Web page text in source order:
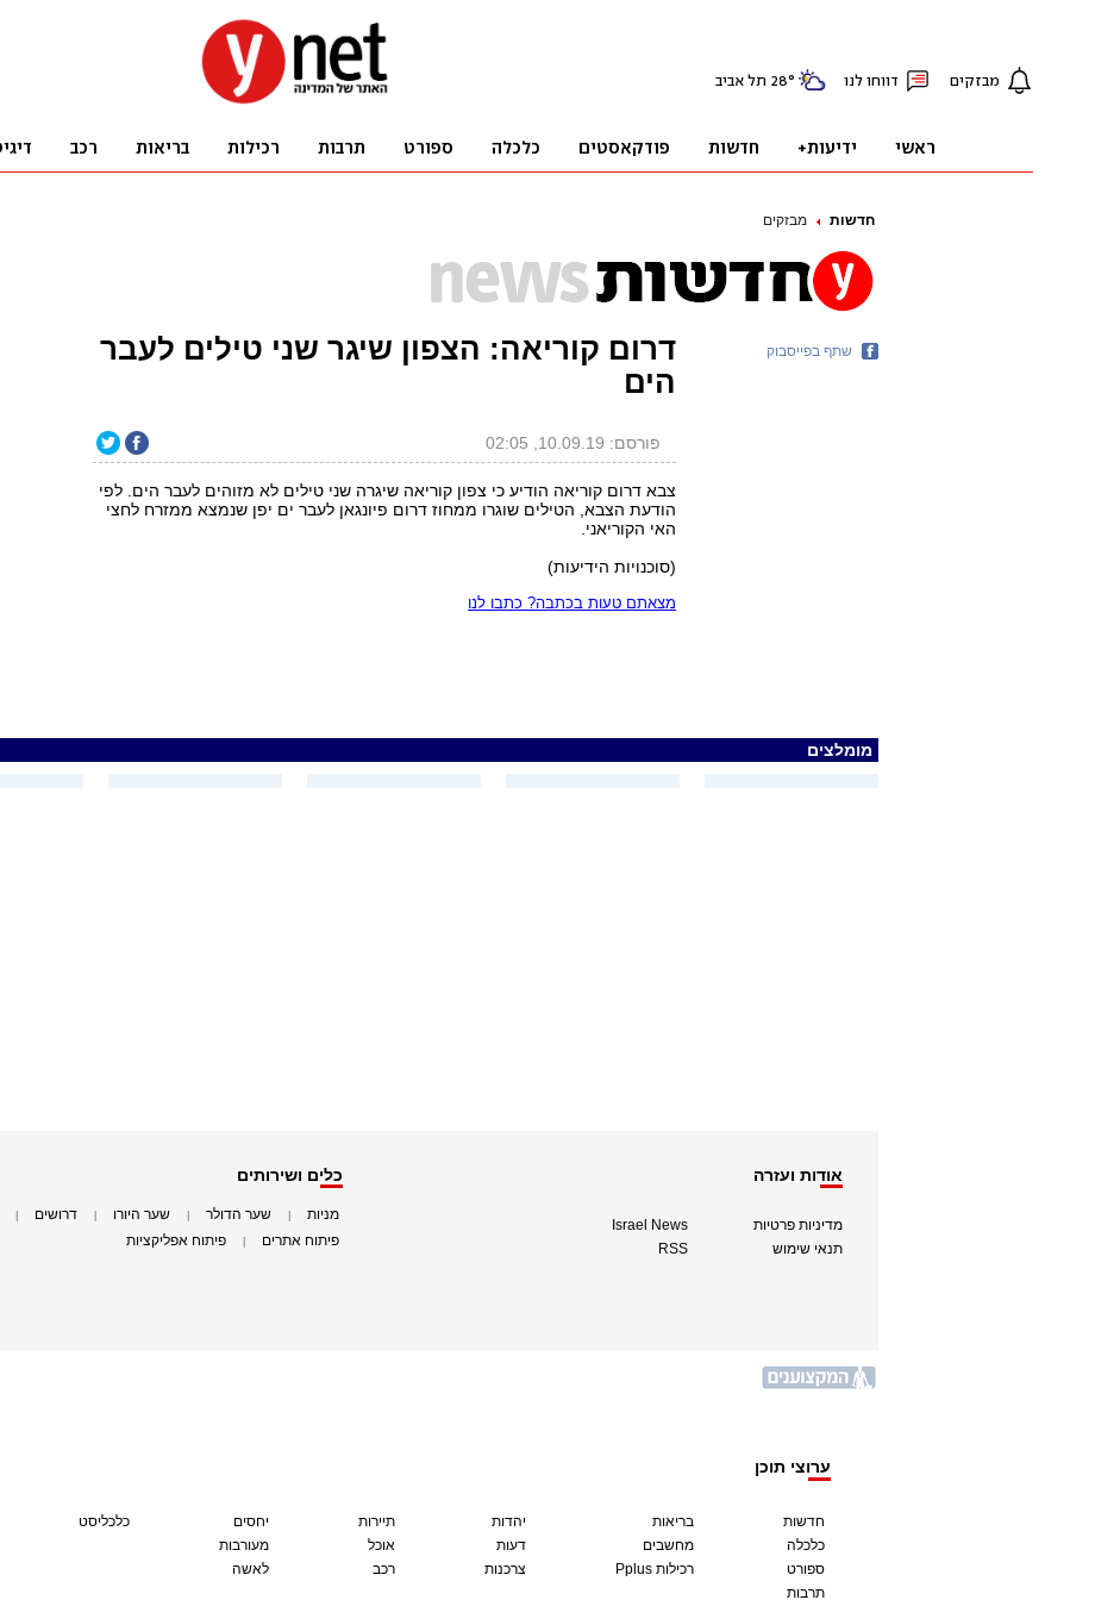
חדשות מבזקים
דרום קוריאה: הצפון שיגר שני טילים לעבר
הים
פורסם: 10.09.19, 02:05
צבא דרום קוריאה הודיע כי צפון קוריאה שיגרה שני טילים לא מזוהים לעבר הים. לפי
הודעת הצבא, הטילים שוגרו ממחוז דרום פיונגאן לעבר ים יפן שנמצא ממזרח לחצי
האי הקוריאני.
(סוכנויות הידיעות)
מצאתם טעות בכתבה? כתבו לנו
שתף בפייסבוק
מומלצים
אודות ועזרה
מדיניות פרטיות
תנאי שימוש
Israel News
RSS
כלים ושירותים
מניות שער הדולר שער היורו דרושים
פיתוח אתרים פיתוח אפליקציות
ערוצי תוכן
חדשות
כלכלה
ספורט
תרבות
בריאות
מחשבים
Pplus רכילות
יהדות
דעות
צרכנות
תיירות
אוכל
רכב
יחסים
מעורבות
לאשה
כלכליסט